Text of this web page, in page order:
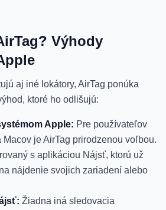
Výhody
aj iné lokátory, AirTag ponúka
ktoré ho odlišujú:
Apple: Pre používateľov
Macov je AirTag prirodzenou voľbou.
s aplikáciou Nájsť, ktorú už
nájdenie svojich zariadení alebo
Žiadna iná sledovacia